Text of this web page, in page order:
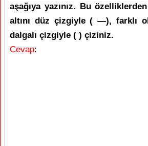
aşağıya yazınız. Bu
altını düz çizgiyle ( —), farklı
dalgalı çizgiyle ( ) çiziniz.
Cevap: